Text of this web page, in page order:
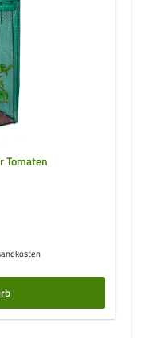
Tomaten